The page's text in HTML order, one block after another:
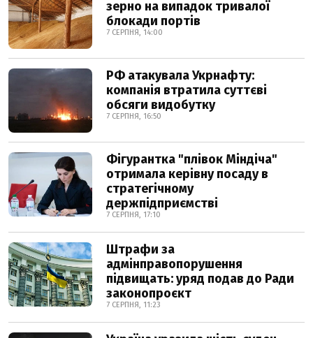
зерно на випадок тривалої
блокади портів
7 СЕРПНЯ, 14:00
РФ атакувала Укрнафту:
компанія втратила суттєві
обсяги видобутку
7 СЕРПНЯ, 16:50
Фігурантка "плівок Міндіча"
отримала керівну посаду в
стратегічному
держпідприємстві
7 СЕРПНЯ, 17:10
Штрафи за
адмінправопорушення
підвищать: уряд подав до Ради
законопроєкт
7 СЕРПНЯ, 11:23